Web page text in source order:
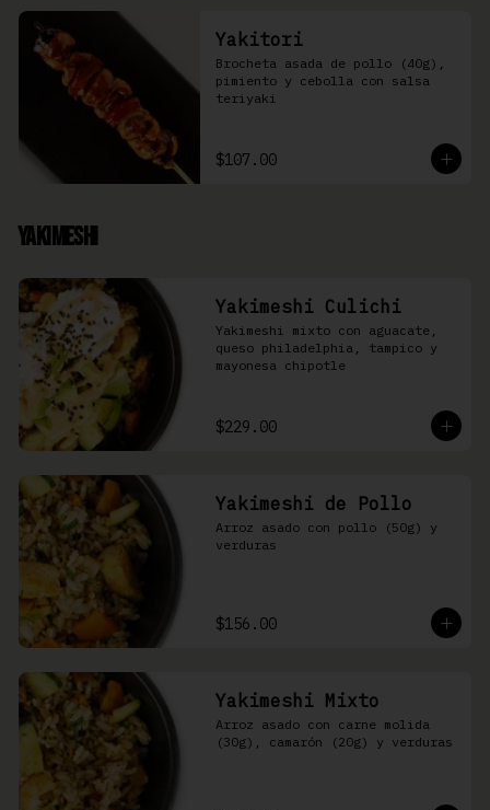
Yakitori
Brocheta asada de pollo (40g),
pimiento y cebolla con salsa
teriyaki
$107.00
Yakimeshi
Yakimeshi Culichi
Yakimeshi mixto con aguacate,
queso philadelphia, tampico y
mayonesa chipotle
$229.00
Yakimeshi de Pollo
Arroz asado con pollo (50g) y
verduras
$156.00
Yakimeshi Mixto
Arroz asado con carne molida
(30g), camarón (20g) y verduras